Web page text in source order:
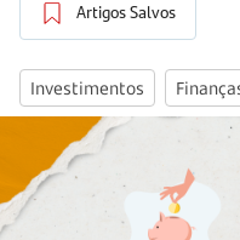
Artigos Salvos
Investimentos